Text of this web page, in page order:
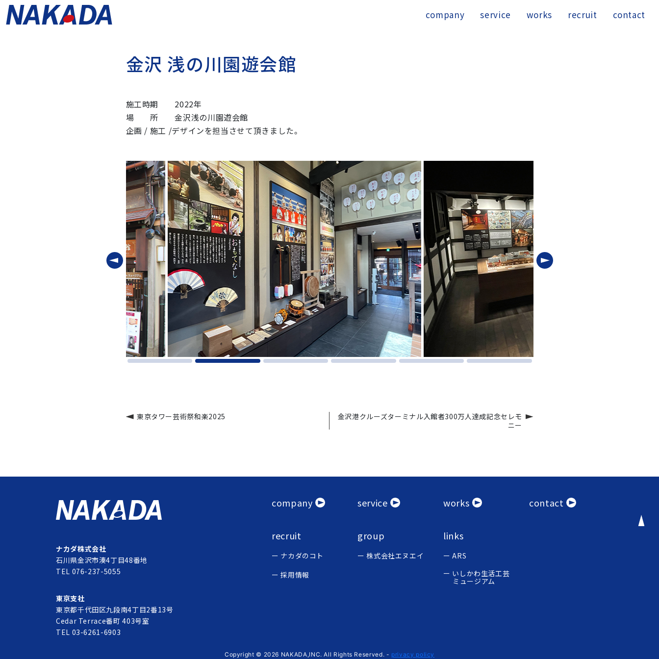
company service works recruit contact
金沢 浅の川園遊会館
施工時期 2022年
場 所 金沢浅の川園遊会館
企画 / 施工 /デザインを担当させて頂きました。
東京タワー芸術祭和楽2025
金沢港クルーズターミナル入館者300万人達成記念セレモ
ニー
ナカダ株式会社
石川県金沢市湊4丁目48番地
TEL 076-237-5055
東京支社
東京都千代田区九段南4丁目2番13号
Cedar Terrace番町 403号室
TEL 03-6261-6903
company service works contact
recruit
ナカダのコト
採用情報
group
株式会社エヌエイ
links
ARS
いしかわ生活工芸
ミュージアム
Copyright © 2026 NAKADA,INC. All Rights Reserved. - privacy policy